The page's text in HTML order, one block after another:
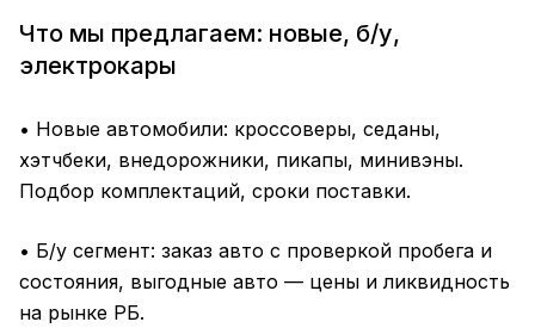
Что мы предлагаем: новые, б/у,
электрокары
• Новые автомобили: кроссоверы, седаны,
хэтчбеки, внедорожники, пикапы, минивэны.
Подбор комплектаций, сроки поставки.
• Б/у сегмент: заказ авто с проверкой пробега и
состояния, выгодные авто — цены и ликвидность
на рынке РБ.